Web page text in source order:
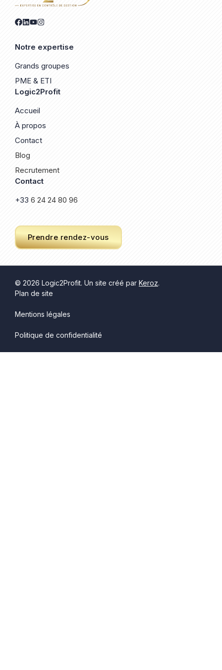
Notre expertise
Grands groupes
PME & ETI
Logic2Profit
Accueil
À propos
Contact
Blog
Recrutement
Contact
+33 6 24 24 80 96
Prendre rendez-vous
© 2026 Logic2Profit. Un site créé par Keroz.
Plan de site
Mentions légales
Politique de confidentialité